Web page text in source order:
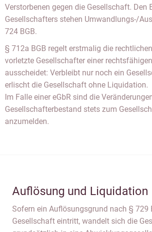
Verstorbenen gegen die Gesellschaft. Den
Gesellschafters stehen Umwandlungs-/
724 BGB.
§ 712a BGB regelt erstmalig die
vorletzte Gesellschafter einer
ausscheidet: Verbleibt nur noch ein
erlischt die Gesellschaft ohne Liquidation.
Im Falle einer eGbR sind die
Gesellschafterbestand stets zum
anzumelden.
Auflösung und Liquidation
Sofern ein Auflösungsgrund nach § 729
Gesellschaft eintritt, wandelt sich die